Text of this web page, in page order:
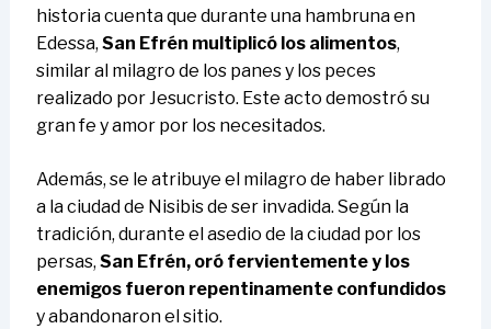
historia cuenta que durante una hambruna en
Edessa, San Efrén multiplicó los alimentos,
similar al milagro de los panes y los peces
realizado por Jesucristo. Este acto demostró su
gran fe y amor por los necesitados.
Además, se le atribuye el milagro de haber librado
a la ciudad de Nisibis de ser invadida. Según la
tradición, durante el asedio de la ciudad por los
persas, San Efrén, oró fervientemente y los
enemigos fueron repentinamente confundidos
y abandonaron el sitio.